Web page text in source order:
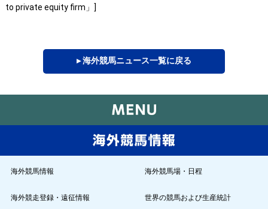
to private equity firm」]
▸ 海外競馬ニュース一覧に戻る
海外競馬情報 海外競馬場・日程
海外競走登録・遠征情報 世界の競馬および生産統計